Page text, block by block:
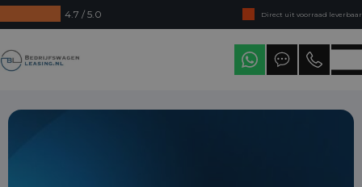
4.7 / 5.0
Direct uit voorraad leverbaar
Levering in heel Nederland